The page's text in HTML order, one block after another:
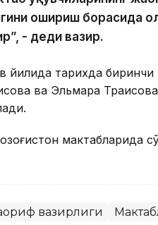
ошириш борасида
- деди вазир.
йилида тарихда
ва Эльмара
мактабларида
вазирлиги